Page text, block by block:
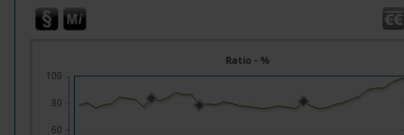
Ratio - %
60
80
100